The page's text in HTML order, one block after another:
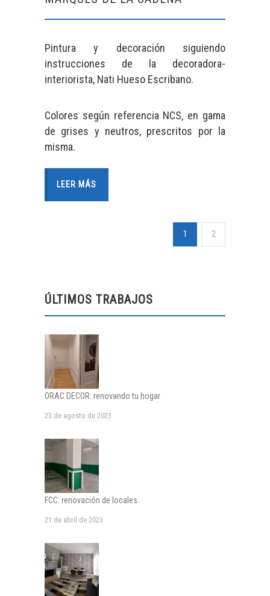
Pintura y decoración siguiendo
instrucciones de la decoradora-
interiorista, Nati Hueso Escribano.
Colores según referencia NCS, en gama
de grises y neutros, prescritos por la
misma.
LEER MÁS
1 2
ÚLTIMOS TRABAJOS
ORAC DECOR: renovando tu hogar
23 de agosto de 2023
FCC: renovación de locales
21 de abril de 2023